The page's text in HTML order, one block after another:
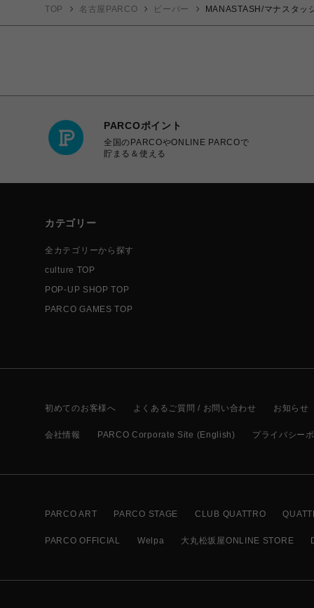
TOP 名古屋PARCO ビーバー MANASTASH/マナスタ
PARCOポイント
全国のPARCOやONLINE PARCOで
貯まる＆使える
カテゴリー
全カテゴリーから探す
culture TOP
POP-UP SHOP TOP
PARCO GAMES TOP
初めてのお客様へ よくあるご質問 / お問い合わせ お知らせ
会社情報 PARCO Corporate Site (English) プライバシー
PARCO ART PARCO STAGE CLUB QUATTRO
PARCO OFFICIAL Welpa 大丸松坂屋ONLINE STORE